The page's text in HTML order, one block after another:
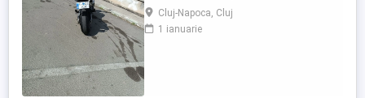
98 cp, inspecție tehnică valabilă până în
august 2027 . Preț 1900 euro
Cluj-Napoca, Cluj
1 ianuarie